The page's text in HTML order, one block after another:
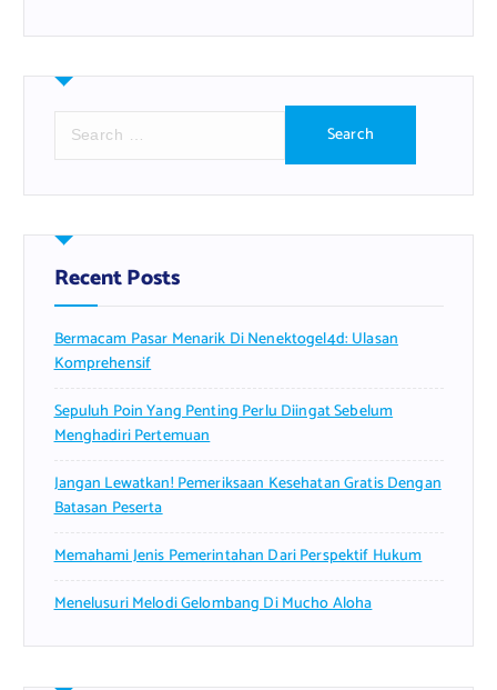
r
h
f
o
:
Recent Posts
Bermacam Pasar Menarik Di Nenektogel4d: Ulasan
Komprehensif
Sepuluh Poin Yang Penting Perlu Diingat Sebelum
Menghadiri Pertemuan
Jangan Lewatkan! Pemeriksaan Kesehatan Gratis Dengan
Batasan Peserta
Memahami Jenis Pemerintahan Dari Perspektif Hukum
Menelusuri Melodi Gelombang Di Mucho Aloha